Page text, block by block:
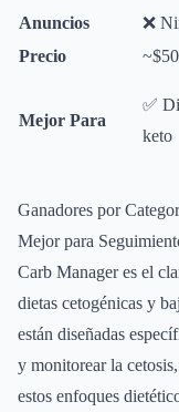
Anuncios
❌
Precio
Mejor Para
✅
keto
Ganadores por
Mejor para
Carb Manager es el
dietas cetogénicas y
están diseñadas
y monitorear la
estos enfoques